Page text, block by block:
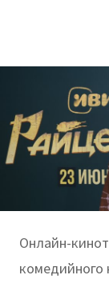
Онлайн-
комедийного